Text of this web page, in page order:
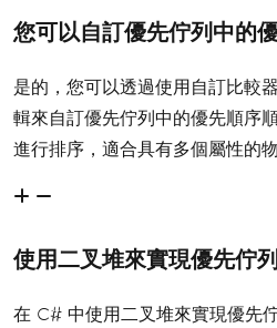
您可以自訂優先佇列中的
是的，您可以透過使用自訂比較
輯來自訂優先佇列中的優先順序
進行排序，適合具有多個屬性的物
使用二叉堆來實現優先佇
在 C# 中使用二叉堆來實現優先